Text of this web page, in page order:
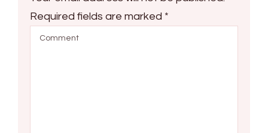
Required fields are marked *